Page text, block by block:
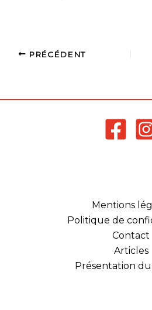
conséquence aucune
ouverte sur…
PRÉCÉDENT
Mentions
Politique de
Contact
Articles
Présentation